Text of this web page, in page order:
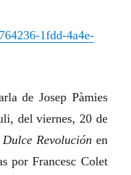
1fdd-4a4e-
de Josep Pàmies
del viernes, 20 de
Dulce Revolución en
por Francesc Colet